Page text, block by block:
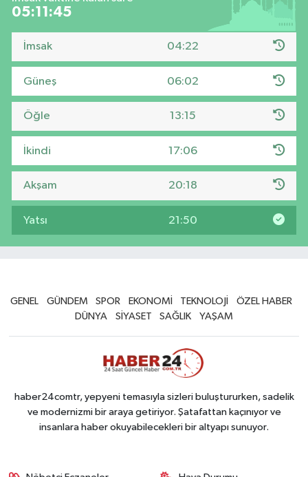
05:11:45
İmsak 04:22
Güneş 06:02
Öğle 13:15
İkindi 17:06
Akşam 20:18
Yatsı 21:50
GENEL GÜNDEM SPOR EKONOMİ TEKNOLOJİ
ÖZEL HABER
DÜNYA
SİYASET SAĞLIK YAŞAM
haber24comtr, yepyeni temasıyla sizleri buluştururken, sadelik
ve modernizmi bir araya getiriyor. Şatafattan kaçınıyor ve
insanlara haber okuyabilecekleri bir altyapı sunuyor.